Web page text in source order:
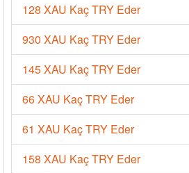
128 XAU Kaç TRY Eder
930 XAU Kaç TRY Eder
145 XAU Kaç TRY Eder
66 XAU Kaç TRY Eder
61 XAU Kaç TRY Eder
158 XAU Kaç TRY Eder